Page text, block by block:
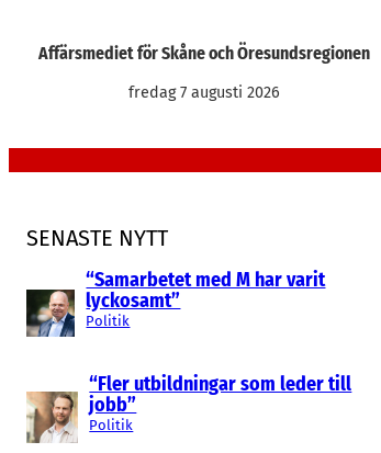
Affärsmediet för Skåne och Öresundsregionen
fredag 7 augusti 2026
SENASTE NYTT
“Samarbetet med M har varit
lyckosamt”
Politik
“Fler utbildningar som leder till
jobb”
Politik